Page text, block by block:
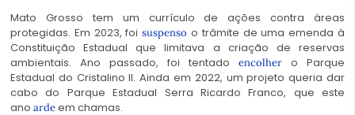
Mato Grosso tem um currículo de ações contra áreas
protegidas. Em 2023, foisuspenso o trâmite de uma emenda à
Constituição Estadual que limitava a criação de reservas
ambientais. Ano passado, foi tentado encolher o Parque
Estadual do Cristalino II. Ainda em 2022, um projeto queria dar
cabo do Parque Estadual Serra Ricardo Franco, que este
ano ardeem chamas.